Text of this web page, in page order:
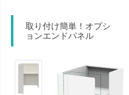
取り付け簡単！オプシ
ョンエンドパネル